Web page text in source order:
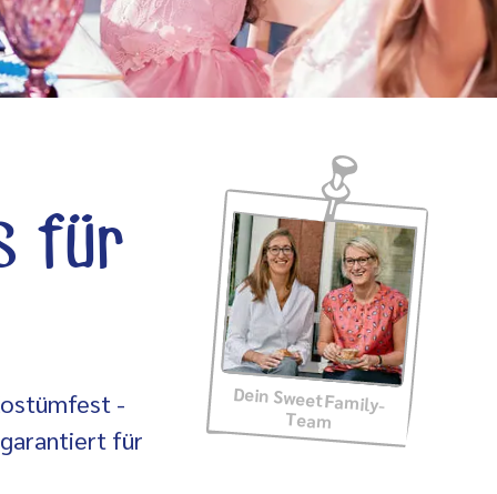
für
-
für
Dein SweetFamily-
Team